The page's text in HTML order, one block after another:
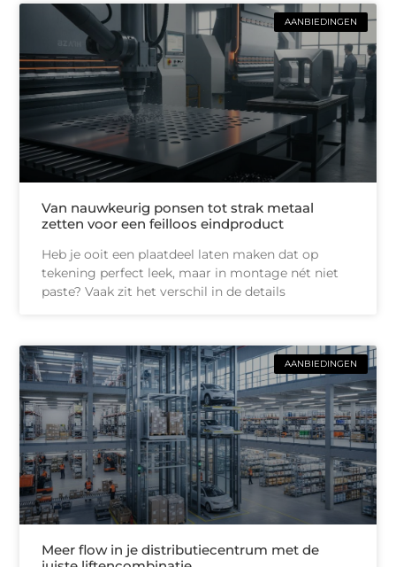
AANBIEDINGEN
Van nauwkeurig ponsen tot strak metaal
zetten voor een feilloos eindproduct
Heb je ooit een plaatdeel laten maken dat op
tekening perfect leek, maar in montage nét niet
paste? Vaak zit het verschil in de details
AANBIEDINGEN
Meer flow in je distributiecentrum met de